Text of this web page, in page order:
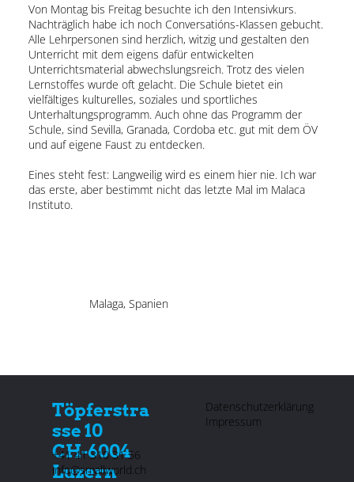
Von Montag bis Freitag besuchte ich den Intensivkurs.
Nachträglich habe ich noch Conversatións-Klassen gebucht.
Alle Lehrpersonen sind herzlich, witzig und gestalten den
Unterricht mit dem eigens dafür entwickelten
Unterrichtsmaterial abwechslungsreich. Trotz des vielen
Lernstoffes wurde oft gelacht. Die Schule bietet ein
vielfältiges kulturelles, soziales und sportliches
Unterhaltungsprogramm. Auch ohne das Programm der
Schule, sind Sevilla, Granada, Cordoba etc. gut mit dem ÖV
und auf eigene Faust zu entdecken.
Eines steht fest: Langweilig wird es einem hier nie. Ich war
das erste, aber bestimmt nicht das letzte Mal im Malaca
Instituto.
Malaga, Spanien
Töpferstra
sse 10
CH-6004
Luzern
+41 41 310 31 56
info@smallworld.ch
Datenschutzerklärung
Impressum